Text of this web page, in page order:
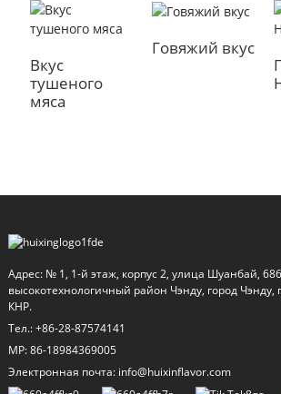
Вкус
тушеного
мяса
Говяжий вкус
Адрес: № 1, 1-й этаж, корпус 2, улица Шуанбай,
высокотехнологичный район Чэнду, город
КНР.
Тел.: +86-28-87574141
MP: 86-18984369005
Электронная почта: info@huixinflavor.com